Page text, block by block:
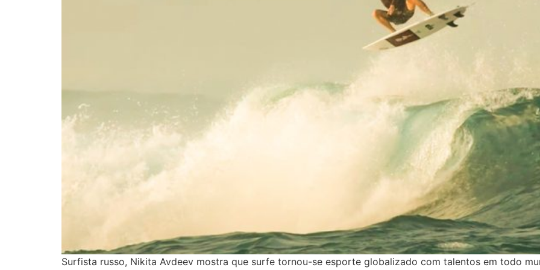
Surfista russo, Nikita Avdeev mostra que surfe tornou-se esporte globalizado com talentos em todo